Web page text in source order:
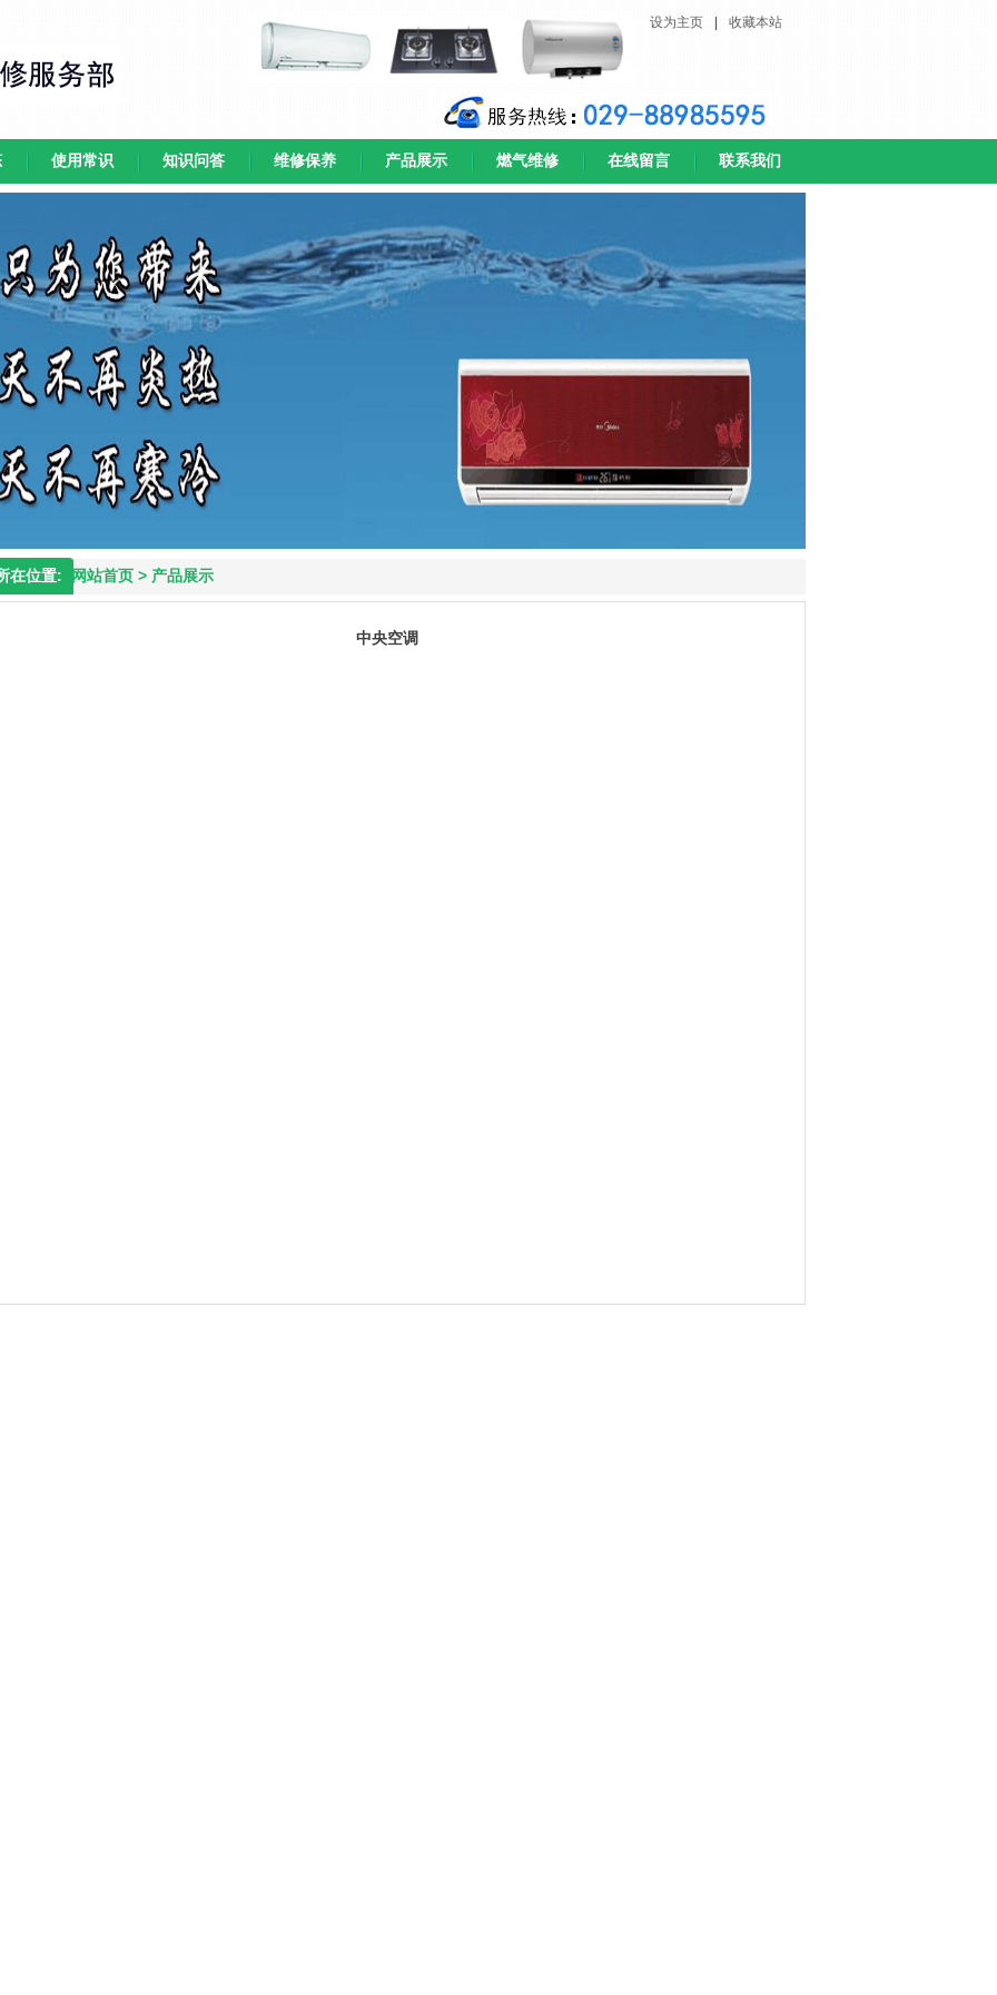
设为主页 收藏本站
使用常识 知识问答 维修保养 产品展示 燃气维修 在线留言 联系我们
在位置: 网站首页 > 产品展示
中央空调